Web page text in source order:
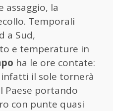
la
Temporali
a Sud,
e temperature in
ha le ore contate:
il sole tornerà
Paese portando
con punte quasi